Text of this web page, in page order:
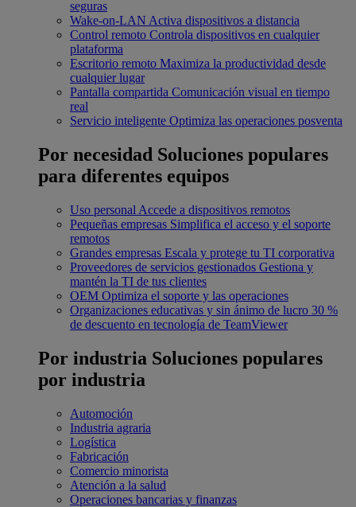
seguras
Wake-on-LAN Activa dispositivos a distancia
Control remoto Controla dispositivos en cualquier
plataforma
Escritorio remoto Maximiza la productividad desde
cualquier lugar
Pantalla compartida Comunicación visual en tiempo
real
Servicio inteligente Optimiza las operaciones posventa
Por necesidad Soluciones populares
para diferentes equipos
Uso personal Accede a dispositivos remotos
Pequeñas empresas Simplifica el acceso y el soporte
remotos
Grandes empresas Escala y protege tu TI corporativa
Proveedores de servicios gestionados Gestiona y
mantén la TI de tus clientes
OEM Optimiza el soporte y las operaciones
Organizaciones educativas y sin ánimo de lucro 30 %
de descuento en tecnología de TeamViewer
Por industria Soluciones populares
por industria
Automoción
Industria agraria
Logística
Fabricación
Comercio minorista
Atención a la salud
Operaciones bancarias y finanzas